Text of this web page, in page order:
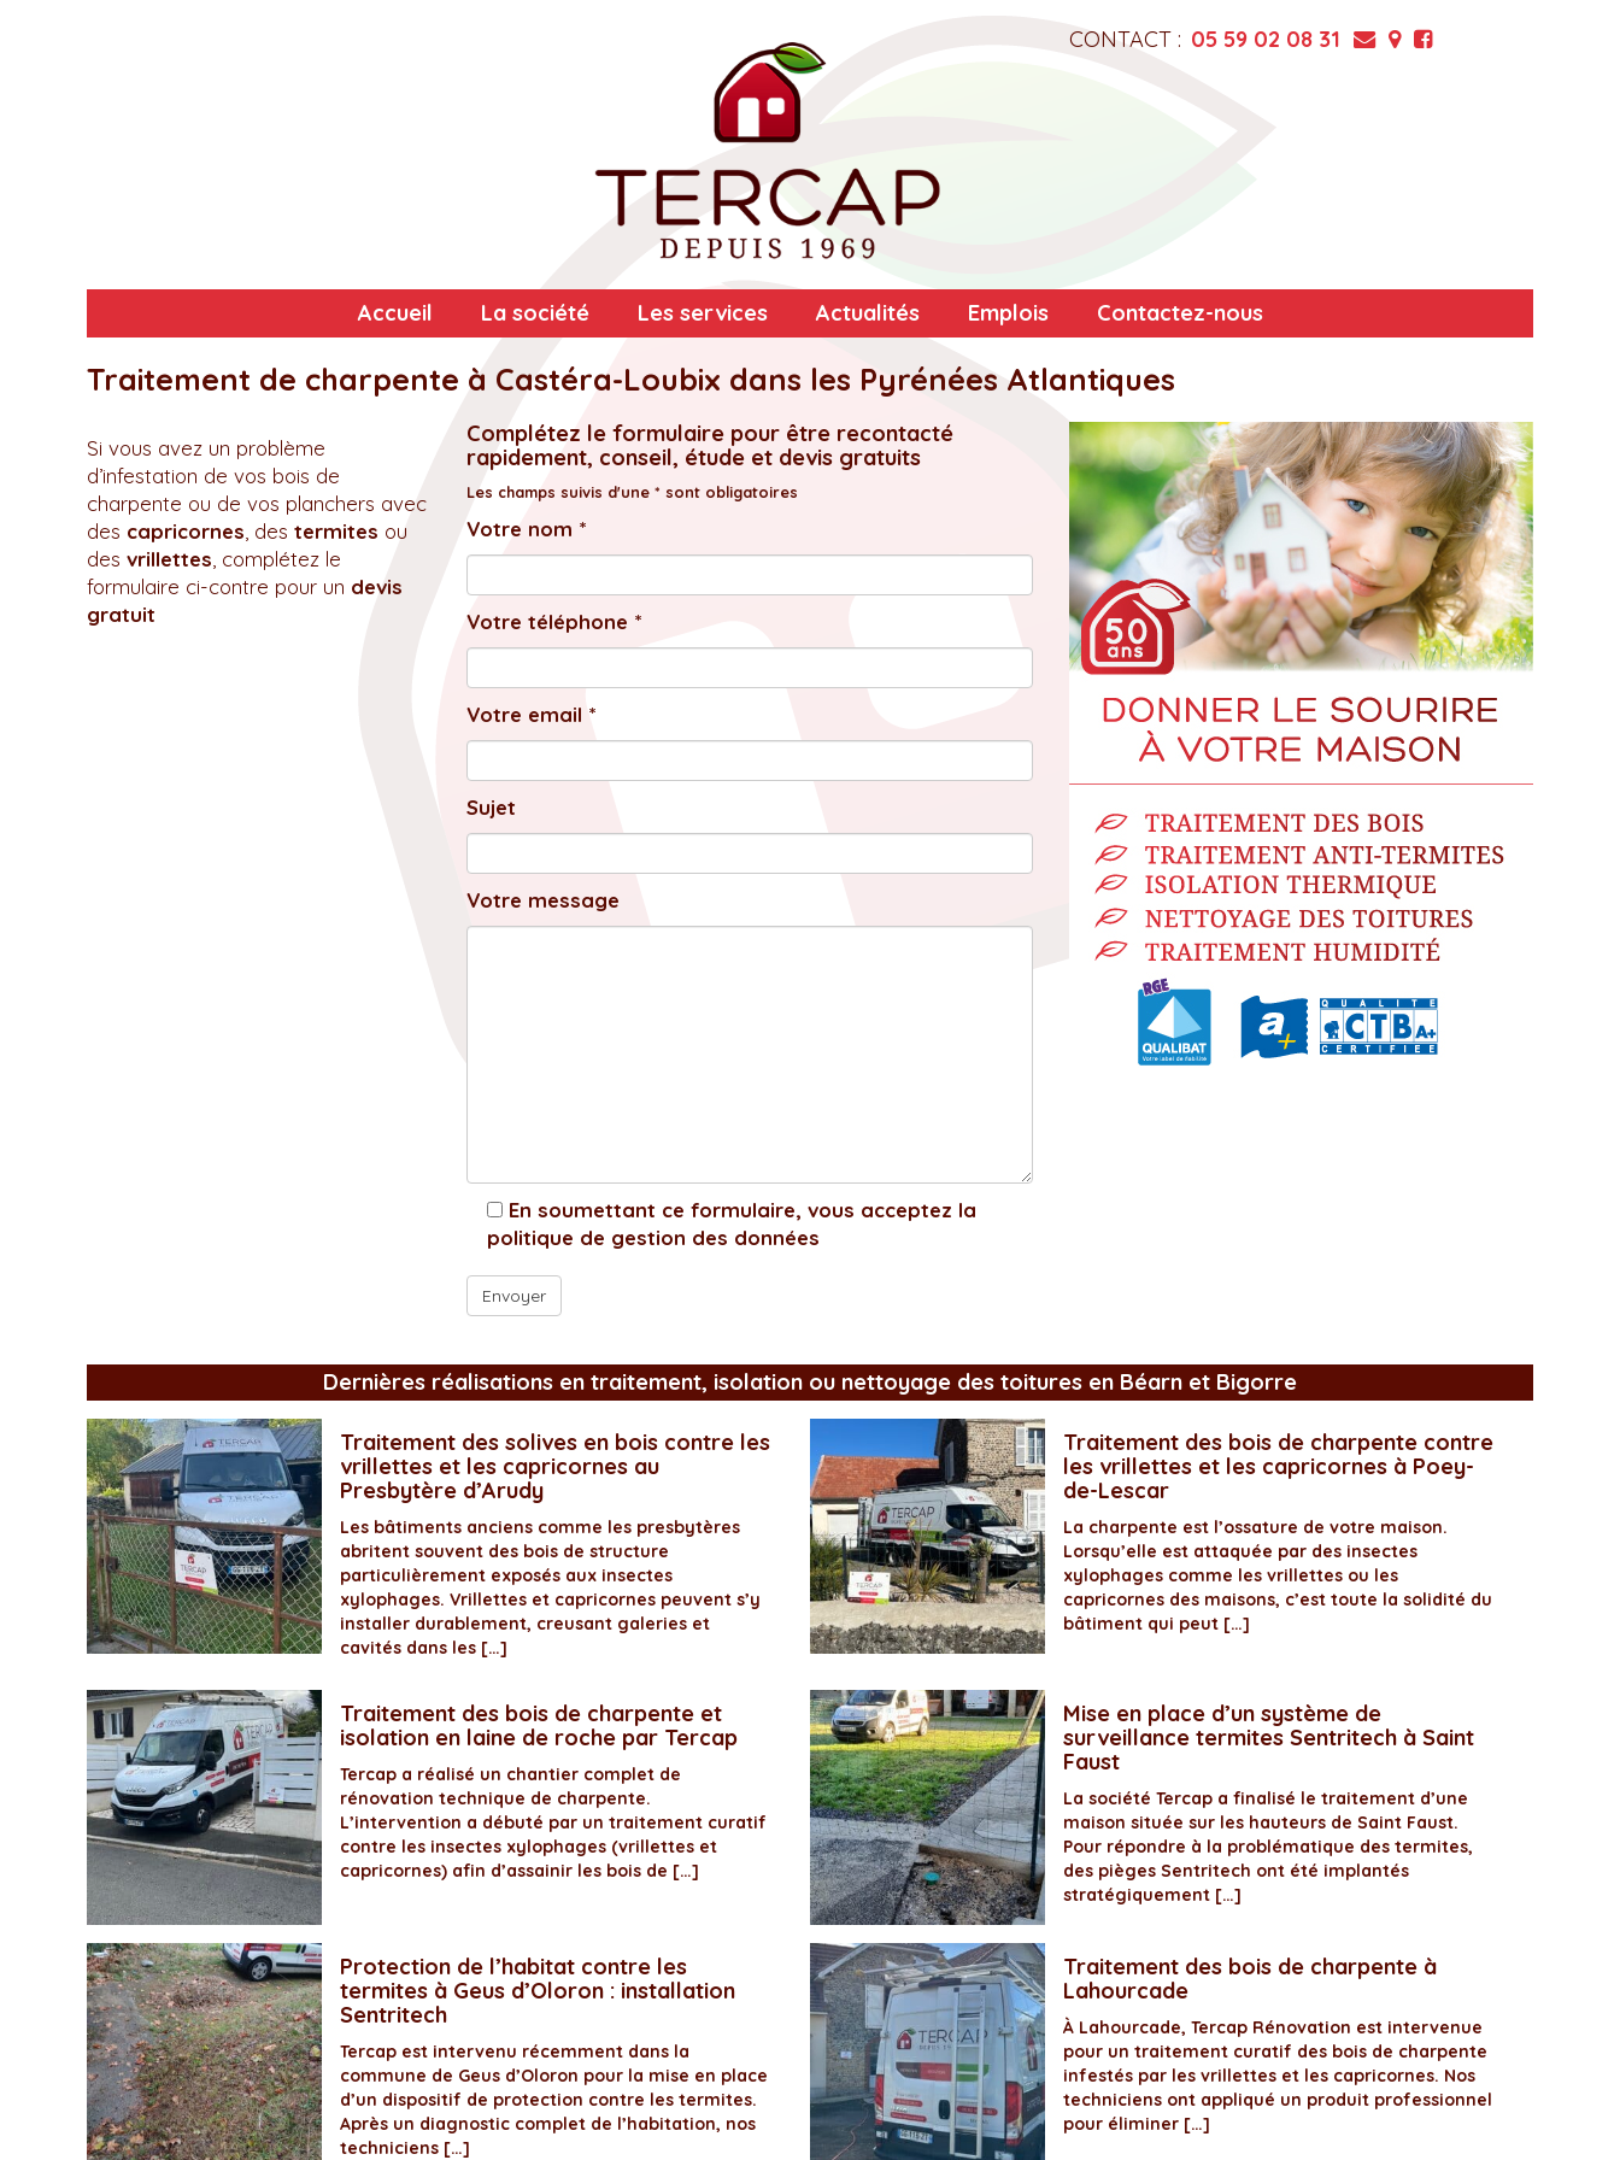
CONTACT : 05 59 02 08 31
Accueil La société Les services Actualités Emplois Contactez-nous
Traitement de charpente à Castéra-Loubix dans les Pyrénées Atlantiques
Si vous avez un problème
d’infestation de vos bois de
charpente ou de vos planchers avec
des capricornes , des termites ou
des vrillettes , complétez le
formulaire ci-contre pour un devis
gratuit
Complétez le formulaire pour être recontacté
rapidement, conseil, étude et devis gratuits
Les champs suivis d'une * sont obligatoires
Votre nom *
Votre téléphone *
Votre email *
Sujet
Votre message
En soumettant ce formulaire, vous acceptez la
politique de gestion des données
Dernières réalisations en traitement, isolation ou nettoyage des toitures en Béarn et Bigorre
Traitement des solives en bois contre les
vrillettes et les capricornes au
Presbytère d’Arudy
Les bâtiments anciens comme les presbytères
abritent souvent des bois de structure
particulièrement exposés aux insectes
xylophages. Vrillettes et capricornes peuvent s’y
installer durablement, creusant galeries et
cavités dans les […]
Traitement des bois de charpente contre
les vrillettes et les capricornes à Poey-
de-Lescar
La charpente est l’ossature de votre maison.
Lorsqu’elle est attaquée par des insectes
xylophages comme les vrillettes ou les
capricornes des maisons, c’est toute la solidité du
bâtiment qui peut […]
Traitement des bois de charpente et
isolation en laine de roche par Tercap
Tercap a réalisé un chantier complet de
rénovation technique de charpente.
L’intervention a débuté par un traitement curatif
contre les insectes xylophages (vrillettes et
capricornes) afin d’assainir les bois de […]
Mise en place d’un système de
surveillance termites Sentritech à Saint
Faust
La société Tercap a finalisé le traitement d’une
maison située sur les hauteurs de Saint Faust.
Pour répondre à la problématique des termites,
des pièges Sentritech ont été implantés
stratégiquement […]
Protection de l’habitat contre les
termites à Geus d’Oloron : installation
Sentritech
Tercap est intervenu récemment dans la
commune de Geus d’Oloron pour la mise en place
d’un dispositif de protection contre les termites.
Après un diagnostic complet de l’habitation, nos
techniciens […]
Traitement des bois de charpente à
Lahourcade
À Lahourcade, Tercap Rénovation est intervenue
pour un traitement curatif des bois de charpente
infestés par les vrillettes et les capricornes. Nos
techniciens ont appliqué un produit professionnel
pour éliminer […]